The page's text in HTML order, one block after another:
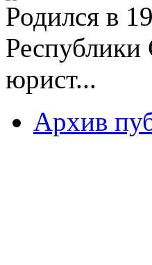
Родился в
юрист...
Архив